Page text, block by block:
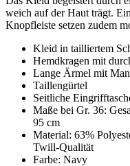
weich auf der Haut trägt.
Knopfleiste setzen zudem
Kleid in tailliertem
Hemdkragen mit
Lange Ärmel mit
Taillengürtel
Seitliche
Maße bei Gr. 36:
95 cm
Material: 63%
Twill-Qualität
Farbe: Navy